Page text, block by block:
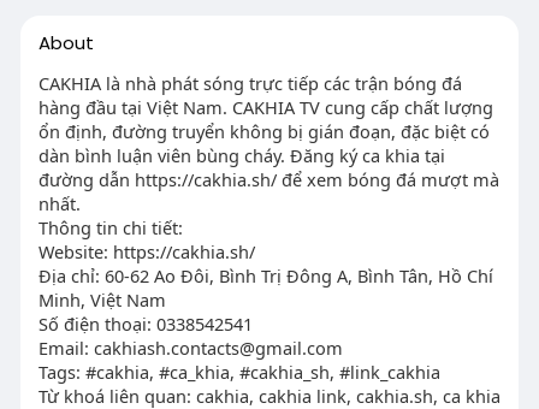
About
CAKHIA là nhà phát sóng trực tiếp các trận bóng đá
hàng đầu tại Việt Nam. CAKHIA TV cung cấp chất lượng
ổn định, đường truyển không bị gián đoạn, đặc biệt có
dàn bình luận viên bùng cháy. Đăng ký ca khia tại
đường dẫn https://cakhia.sh/ để xem bóng đá mượt mà
nhất.
Thông tin chi tiết:
Website: https://cakhia.sh/
Địa chỉ: 60-62 Ao Đôi, Bình Trị Đông A, Bình Tân, Hồ Chí
Minh, Việt Nam
Số điện thoại: 0338542541
Email: cakhiash.contacts@gmail.com
Tags: #cakhia, #ca_khia, #cakhia_sh, #link_cakhia
Từ khoá liên quan: cakhia, cakhia link, cakhia.sh, ca khia